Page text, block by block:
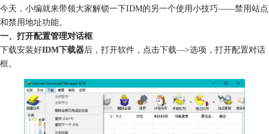
今天，小编就来带领大家解锁一下IDM的另一个使用小技巧——禁用站点
和禁用地址功能。
一、打开配置管理对话框
下载安装好IDM下载器后，打开软件，点击下载—>选项，打开配置对话
框。